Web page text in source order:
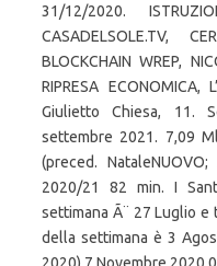
31/12/2020.
CASADELSOLE.TV,
BLOCKCHAIN WREP,
RIPRESA
Giulietto Chiesa, 11.
settembre 2021. 7,09
(preced.
2020/21 82 min. I
settimana Ã¨ 27 Luglio
della settimana è 3